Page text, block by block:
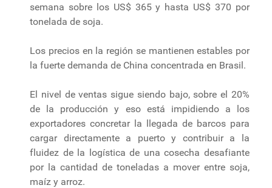
semana sobre los US$ 365 y hasta US$ 370 por
tonelada de soja.
Los precios en la región se mantienen estables por
la fuerte demanda de China concentrada en Brasil.
El nivel de ventas sigue siendo bajo, sobre el 20%
de la producción y eso está impidiendo a los
exportadores concretar la llegada de barcos para
cargar directamente a puerto y contribuir a la
fluidez de la logística de una cosecha desafiante
por la cantidad de toneladas a mover entre soja,
maíz y arroz.